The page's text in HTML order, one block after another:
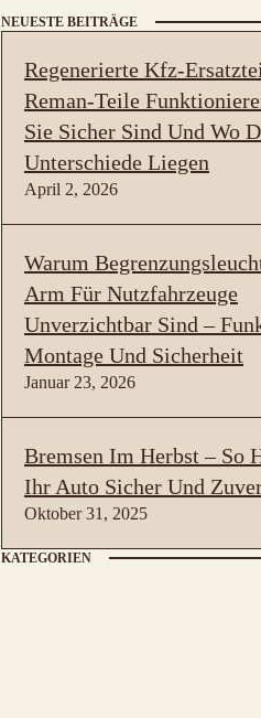
NEUESTE BEITRÄGE
Regenerierte Kfz-
Reman-Teile
Sie Sicher Sind Und Wo
Unterschiede Liegen
April 2, 2026
Warum
Arm Für Nutzfahrzeuge
Unverzichtbar Sind –
Montage Und Sicherheit
Januar 23, 2026
Bremsen Im Herbst – So
Ihr Auto Sicher Und
Oktober 31, 2025
KATEGORIEN